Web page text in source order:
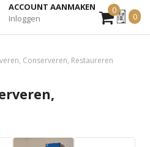
ACCOUNT AANMAKEN
Inloggen
0Mijn
Offerte
0
Conserveren, Restaureren